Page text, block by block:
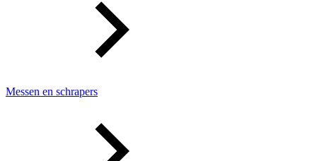
Messen en schrapers